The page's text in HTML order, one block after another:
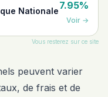
Nationale7.95%
Voir →
Vous resterez sur ce site
peuvent varier
de frais et de